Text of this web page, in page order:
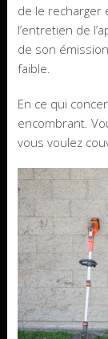
de le recharger
l’entretien de
de son
faible.
En ce qui
encombrant.
vous voulez